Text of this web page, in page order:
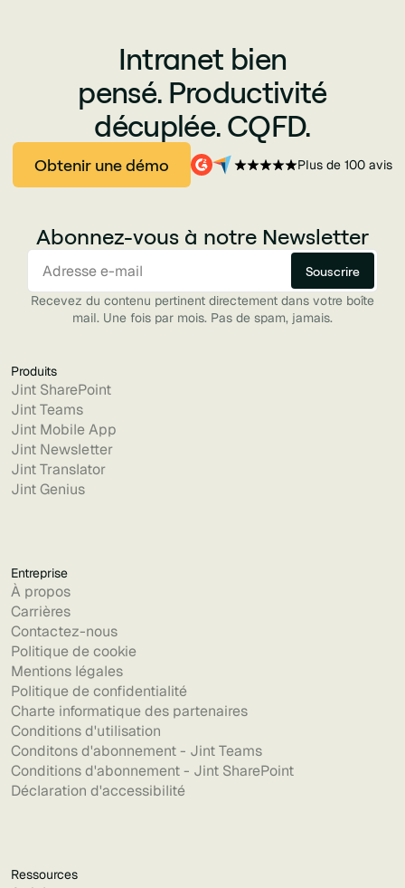
Intranet bien
pensé. Productivité
décuplée. CQFD.
Obtenir une démo Plus de 100 avis
Abonnez-vous à notre Newsletter
Recevez du contenu pertinent directement dans votre boîte
mail. Une fois par mois. Pas de spam, jamais.
Produits
Jint SharePoint
Jint Teams
Jint Mobile App
Jint Newsletter
Jint Translator
Jint Genius
Entreprise
À propos
Carrières
Contactez-nous
Politique de cookie
Mentions légales
Politique de confidentialité
Charte informatique des partenaires
Conditions d'utilisation
Conditons d'abonnement - Jint Teams
Conditions d'abonnement - Jint SharePoint
Déclaration d'accessibilité
Ressources